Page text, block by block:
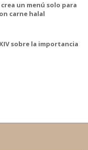
un menú solo para
carne halal
sobre la importancia